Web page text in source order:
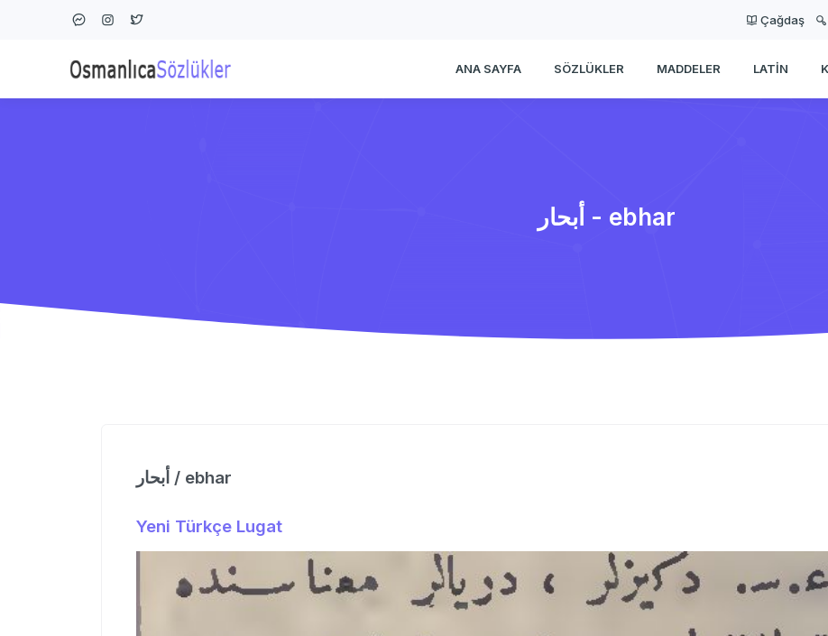
Çağdaş
ANA SAYFA SÖZLÜKLER MADDELER LATIN
أبحار - ebhar
أبحار / ebhar
Yeni Türkçe Lugat